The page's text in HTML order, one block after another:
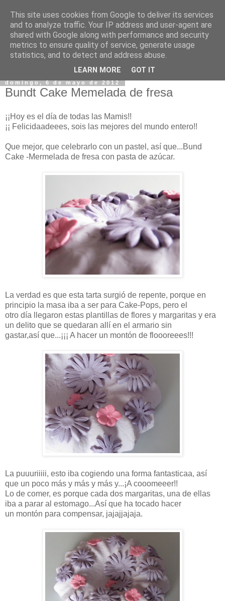
domingo, 6 de mayo de 2012
Bundt Cake Memelada de fresa
¡¡Hoy es el día de todas las Mamis!!
¡¡ Felicidaadeees, sois las mejores del mundo entero!!
Que mejor, que celebrarlo con un pastel, así que...Bund
Cake -Mermelada de fresa con pasta de azúcar.
La verdad es que esta tarta surgió de repente, porque en
principio la masa iba a ser para Cake-Pops, pero el
otro día llegaron estas plantillas de flores y margaritas y era
un delito que se quedaran allí en el armario sin
gastar,así que...¡¡¡ A hacer un montón de floooreees!!!
La puuuriiiii, esto iba cogiendo una forma fantasticaa, así
que un poco más y más y más y...¡A cooomeeer!!
Lo de comer, es porque cada dos margaritas, una de ellas
iba a parar al estomago...Así que ha tocado hacer
un montón para compensar, jajajjajaja.
This site uses cookies from Google to deliver its services
and to analyze traffic. Your IP address and user-agent are
shared with Google along with performance and security
metrics to ensure quality of service, generate usage
statistics, and to detect and address abuse.
LEARN MORE GOT IT